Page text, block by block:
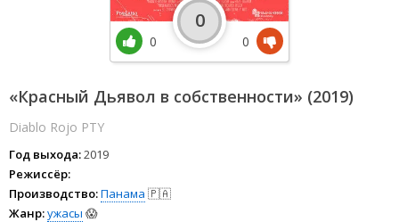
«Красный Дьявол в собственности» (2019)
Diablo Rojo PTY
Год выхода:2019
Режиссёр:
Производство:Панама 🇵🇦
Жанр:ужасы 😱
0
0
0